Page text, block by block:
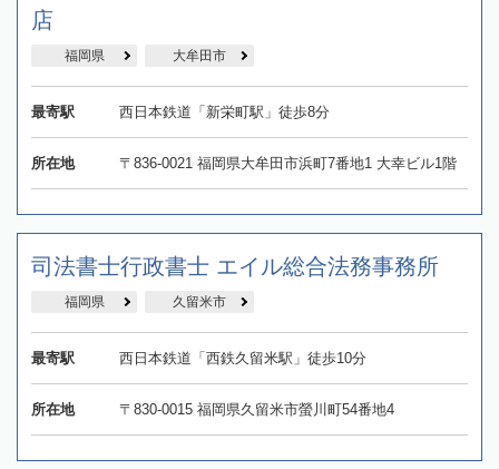
店
福岡県 大牟田市
最寄駅 西日本鉄道「新栄町駅」徒歩8分
所在地 〒836-0021 福岡県大牟田市浜町7番地1 大幸ビル1階
司法書士行政書士 エイル総合法務事務所
福岡県 久留米市
最寄駅 西日本鉄道「西鉄久留米駅」徒歩10分
所在地 〒830-0015 福岡県久留米市螢川町54番地4